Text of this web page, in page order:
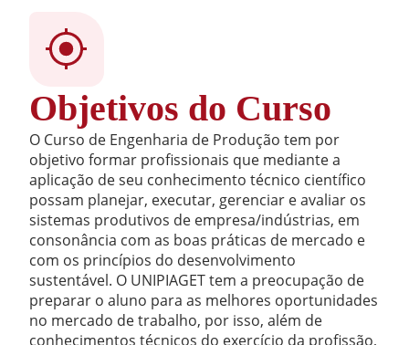
Objetivos do Curso
O Curso de Engenharia de Produção tem por
objetivo formar profissionais que mediante a
aplicação de seu conhecimento técnico científico
possam planejar, executar, gerenciar e avaliar os
sistemas produtivos de empresa/indústrias, em
consonância com as boas práticas de mercado e
com os princípios do desenvolvimento
sustentável. O UNIPIAGET tem a preocupação de
preparar o aluno para as melhores oportunidades
no mercado de trabalho, por isso, além de
conhecimentos técnicos do exercício da profissão,